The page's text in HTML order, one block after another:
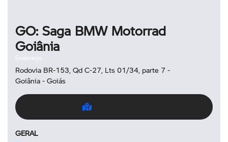
GO: Saga BMW Motorrad
Goiânia
Endereço
Rodovia BR-153, Qd C-27, Lts 01/34, parte 7 -
Goiânia - Goiás
GERAL